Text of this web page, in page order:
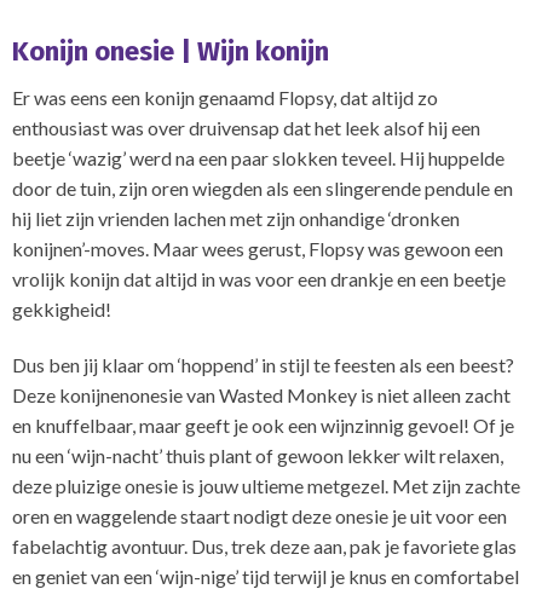
Konijn onesie | Wijn konijn
Er was eens een konijn genaamd Flopsy, dat altijd zo
enthousiast was over druivensap dat het leek alsof hij een
beetje ‘wazig’ werd na een paar slokken teveel. Hij huppelde
door de tuin, zijn oren wiegden als een slingerende pendule en
hij liet zijn vrienden lachen met zijn onhandige ‘dronken
konijnen’-moves. Maar wees gerust, Flopsy was gewoon een
vrolijk konijn dat altijd in was voor een drankje en een beetje
gekkigheid!
Dus ben jij klaar om ‘hoppend’ in stijl te feesten als een beest?
Deze konijnenonesie van Wasted Monkey is niet alleen zacht
en knuffelbaar, maar geeft je ook een wijnzinnig gevoel! Of je
nu een ‘wijn-nacht’ thuis plant of gewoon lekker wilt relaxen,
deze pluizige onesie is jouw ultieme metgezel. Met zijn zachte
oren en waggelende staart nodigt deze onesie je uit voor een
fabelachtig avontuur. Dus, trek deze aan, pak je favoriete glas
en geniet van een ‘wijn-nige’ tijd terwijl je knus en comfortabel